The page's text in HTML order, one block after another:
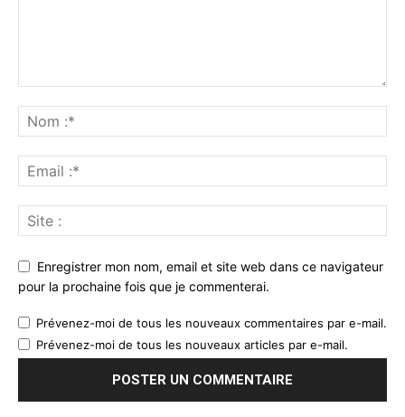
Enregistrer mon nom, email et site web dans ce navigateur
pour la prochaine fois que je commenterai.
Prévenez-moi de tous les nouveaux commentaires par e-mail.
Prévenez-moi de tous les nouveaux articles par e-mail.